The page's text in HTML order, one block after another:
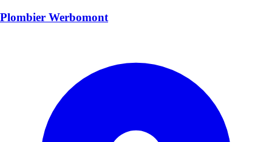
Plombier Werbomont